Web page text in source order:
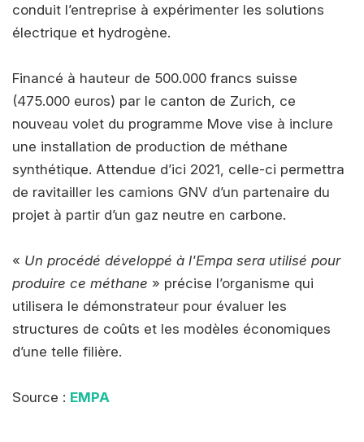
conduit l’entreprise à expérimenter les solutions
électrique et hydrogène.
Financé à hauteur de 500.000 francs suisse
(475.000 euros) par le canton de Zurich, ce
nouveau volet du programme Move vise à inclure
une installation de production de méthane
synthétique. Attendue d’ici 2021, celle-ci permettra
de ravitailler les camions GNV d’un partenaire du
projet à partir d’un gaz neutre en carbone.
« Un procédé développé à l'Empa sera utilisé pour
produire ce méthane » précise l’organisme qui
utilisera le démonstrateur pour évaluer les
structures de coûts et les modèles économiques
d’une telle filière.
Source : EMPA